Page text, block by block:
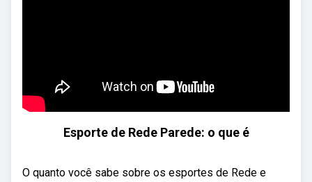
Esporte de Rede Parede: o que é
O quanto você sabe sobre os esportes de Rede e